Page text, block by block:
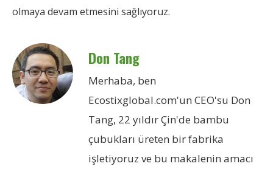
olmaya devam etmesini sağlıyoruz.
Don Tang
Merhaba, ben
Ecostixglobal.com'un CEO'su Don
Tang, 22 yıldır Çin'de bambu
çubukları üreten bir fabrika
işletiyoruz ve bu makalenin amacı